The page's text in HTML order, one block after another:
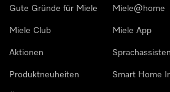
Gute Gründe für Miele
Miele Club
Aktionen
Produktneuheiten
Miele@home
Miele App
Smart Home